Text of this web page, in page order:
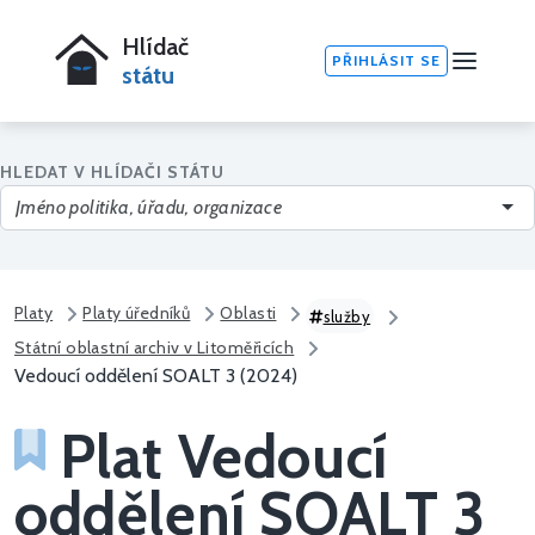
Hlídač
státu
PŘIHLÁSIT SE
HLEDAT V HLÍDAČI STÁTU
Platy Platy úředníků Oblasti služby
Státní oblastní archiv v Litoměřicích
Vedoucí oddělení SOALT 3 (2024)
Plat Vedoucí
oddělení SOALT 3